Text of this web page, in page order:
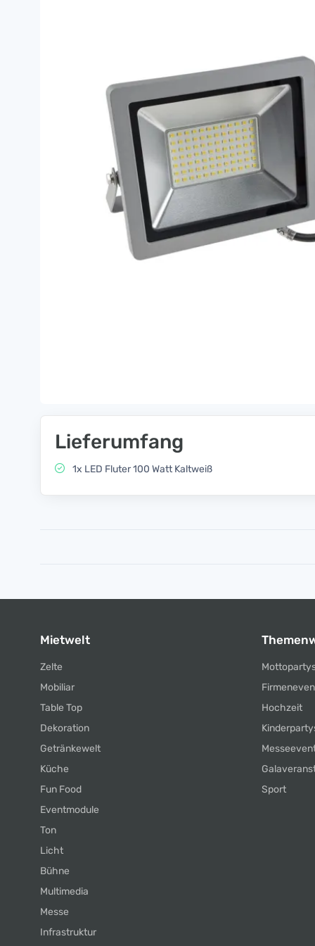
Lieferumfang
1x LED Fluter 100 Watt Kaltweiß
Mietwelt
Zelte
Mobiliar
Table Top
Dekoration
Getränkewelt
Küche
Fun Food
Eventmodule
Ton
Licht
Bühne
Multimedia
Messe
Infrastruktur
Hochzeit
Sport